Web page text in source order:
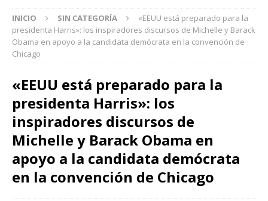
INICIO SIN CATEGORÍA
«EEUU está preparado para la
presidenta Harris»: los inspiradores discursos de Michelle y Barack
Obama en apoyo a la candidata demócrata en la convención de
Chicago
«EEUU está preparado para la
presidenta Harris»: los
inspiradores discursos de
Michelle y Barack Obama en
apoyo a la candidata demócrata
en la convención de Chicago